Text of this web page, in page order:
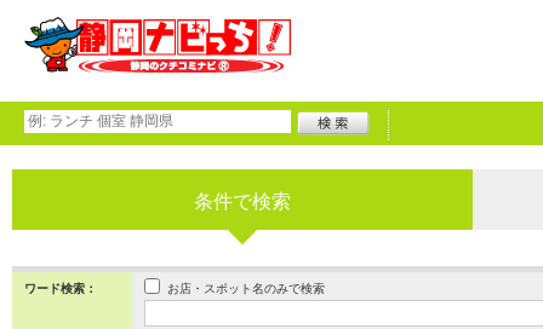
条件で検索
ワード検索： お店・スポット名のみで検索